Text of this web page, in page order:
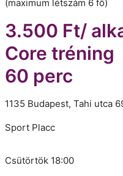
(maximum létszám 6 fő)
3.500 Ft/
Core tréning
60 perc
1135 Budapest, Tahi utca
Sport Placc
Csütörtök 18:00